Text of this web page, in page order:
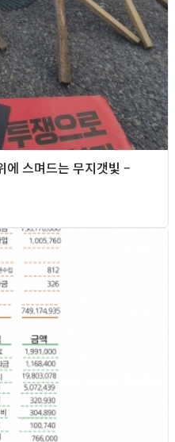
스며드는 무지갯빛 –